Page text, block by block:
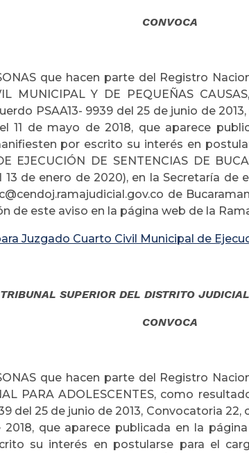
CONVOCA
que hacen parte del Registro
MUNICIPAL Y DE PEQUEÑAS
PSAA13- 9939 del 25 de junio de
11 de mayo de 2018, que aparece
por escrito su interés en
EJECUCIÓN DE SENTENCIAS DE
de enero de 2020), en la Secretaría de
de
de este aviso en la página web de la
Juzgado Cuarto Civil Municipal de
14
SUPERIOR DEL DISTRITO
CONVOCA
que hacen parte del Registro
PARA ADOLESCENTES, como
del 25 de junio de 2013, Convocatoria
que aparece publicada en la
su interés en postularse para el